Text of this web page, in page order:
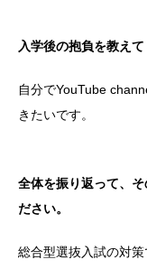
入学後の抱負を教えて
自分でYouTube
きたいです。
全体を振り返って、
ださい。
総合型選抜入試の対